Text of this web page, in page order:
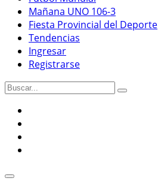
Mañana UNO 106-3
Fiesta Provincial del Deporte
Tendencias
Ingresar
Registrarse